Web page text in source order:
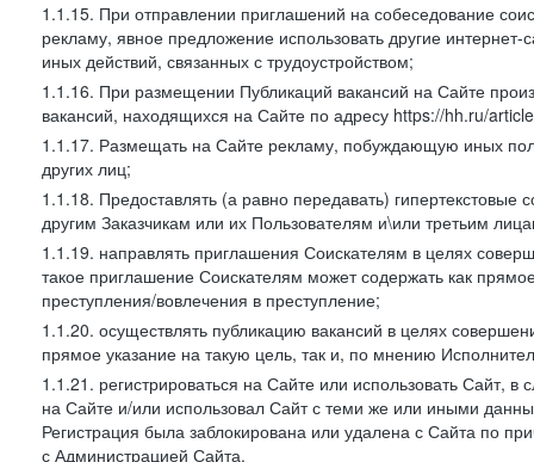
1.1.15. При отправлении приглашений на собеседование
рекламу, явное предложение использовать другие
иных действий, связанных с трудоустройством;
1.1.16. При размещении Публикаций вакансий на Сайте
вакансий, находящихся на Сайте по адресу https://hh.ru/
1.1.17. Размещать на Сайте рекламу, побуждающую иных
других лиц;
1.1.18. Предоставлять (а равно передавать)
другим Заказчикам или их Пользователям и\или третьим
1.1.19. направлять приглашения Соискателям в целях
такое приглашение Соискателям может содержать как
преступления/вовлечения в преступление;
1.1.20. осуществлять публикацию вакансий в целях
прямое указание на такую цель, так и, по мнению
1.1.21. регистрироваться на Сайте или использовать Сайт,
на Сайте и/или использовал Сайт с теми же или иными
Регистрация была заблокирована или удалена с Сайта по
с Администрацией Сайта.